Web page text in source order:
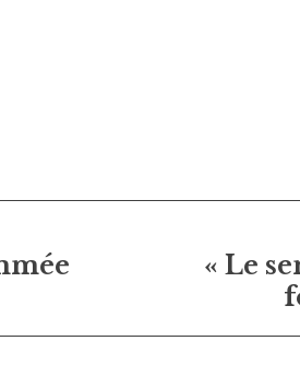
« Le